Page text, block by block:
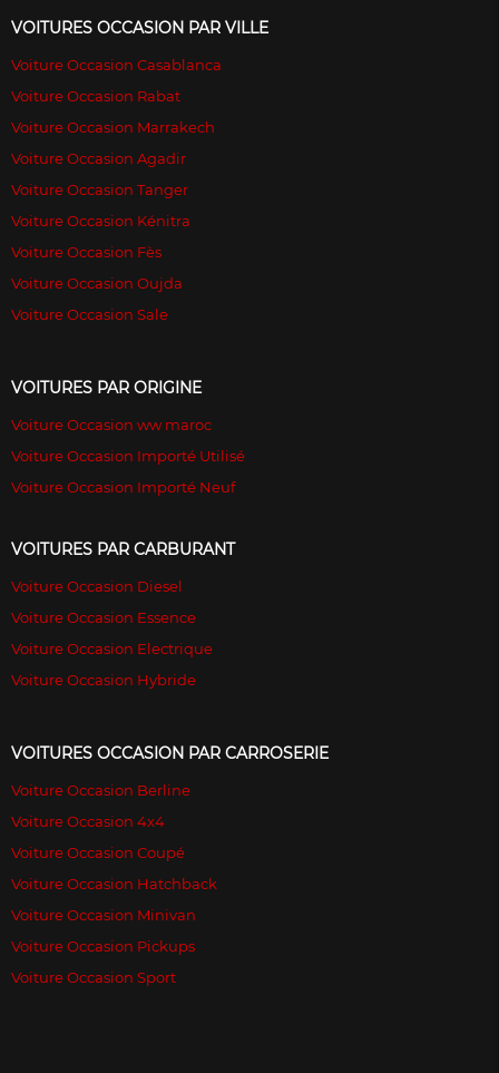
VOITURES OCCASION PAR VILLE
Voiture Occasion Casablanca
Voiture Occasion Rabat
Voiture Occasion Marrakech
Voiture Occasion Agadir
Voiture Occasion Tanger
Voiture Occasion Kénitra
Voiture Occasion Fès
Voiture Occasion Oujda
Voiture Occasion Sale
VOITURES PAR ORIGINE
Voiture Occasion ww maroc
Voiture Occasion Importé Utilisé
Voiture Occasion Importé Neuf
VOITURES PAR CARBURANT
Voiture Occasion Diesel
Voiture Occasion Essence
Voiture Occasion Electrique
Voiture Occasion Hybride
VOITURES OCCASION PAR CARROSERIE
Voiture Occasion Berline
Voiture Occasion 4x4
Voiture Occasion Coupé
Voiture Occasion Hatchback
Voiture Occasion Minivan
Voiture Occasion Pickups
Voiture Occasion Sport